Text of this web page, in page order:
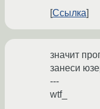
Ссылка
значит
занеси
---
wtf_